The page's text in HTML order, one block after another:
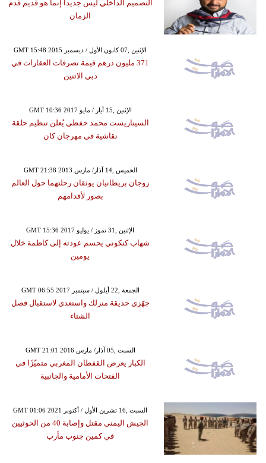
التصميم الداخلي ليس جديدا إنما هو قديم قدم
الزمان
GMT 15:48 2015 الإثنين ,07 كانون الأول / ديسمبر
371 مليون درهم قيمة تصرفات العقارات في
دبي الاثنين
GMT 10:36 2017 الإثنين ,15 أيار / مايو
السيناريست محمد حفظي يُعلن تنظيم حلقة
نقاشية في مهرجان كان
GMT 21:38 2013 الخميس ,14 آذار/ مارس
زوجان بريطانيان يوثقان رحلتهما حول العالم
بصور لأقدامهم
GMT 15:36 2017 الإثنين ,31 تموز / يوليو
شهاب كنكوني يحسم عودته إلى كاظمة خلال
يومين
GMT 06:55 2017 الجمعة ,22 أيلول / سبتمبر
جهّزي حديقة منزلك واستعدي لاستقبال فصل
الشتاء
GMT 21:01 2016 السبت ,05 آذار/ مارس
الكبار يعرض القفطان المغربي متميّزًا في
الفتحات الأمامية والجانبية
GMT 01:06 2021 السبت ,16 تشرين الأول / أكتوبر
الجيش اليمني مقتل وإصابة 40 من الحوثيين
في كمين جنوب مأرب